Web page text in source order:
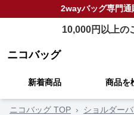
2wayバッグ専門通
10,000円以上の
ニコバッグ
新着商品 商品を
ニコバッグ TOP › ショルダー